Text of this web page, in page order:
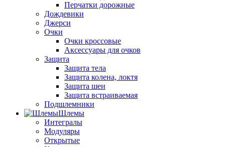
Перчатки дорожные
Дождевики
Джерси
Очки
Очки кроссовые
Аксессуары для очков
Защита
Защита тела
Защита колена, локтя
Защита шеи
Защита встраиваемая
Подшлемники
Шлемы
Интегралы
Модуляры
Открытые